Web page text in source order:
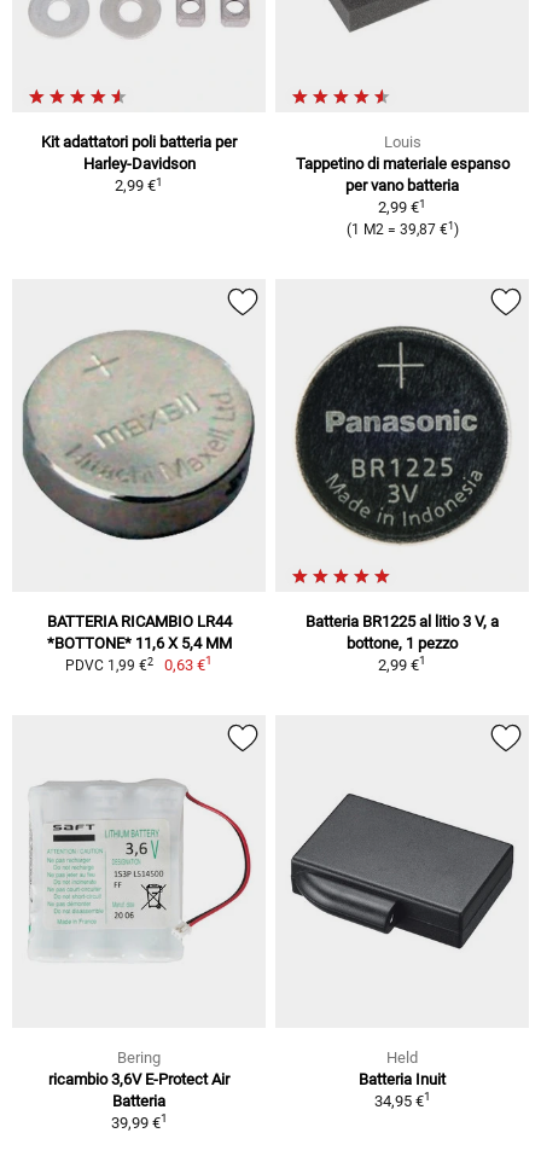
Kit adattatori poli batteria per
Harley-Davidson
2,99 €1
Louis
Tappetino di materiale espanso
per vano batteria
2,99 €1
(1 M2 = 39,87 €1 )
BATTERIA RICAMBIO LR44
*BOTTONE* 11,6 X 5,4 MM
PDVC 1,99 €2 0,63 €1
Batteria BR1225 al litio 3 V, a
bottone, 1 pezzo
2,99 €1
Bering
ricambio 3,6V E-Protect Air
Batteria
39,99 €1
Held
Batteria Inuit
34,95 €1